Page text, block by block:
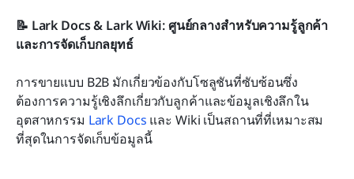
📝 Lark Docs & Lark Wiki: ศูนย์กลางสำหรับความรู้ลูกค้า
และการจัดเก็บกลยุทธ์
การขายแบบ B2B มักเกี่ยวข้องกับโซลูชันที่ซับซ้อนซึ่ง
ต้องการความรู้เชิงลึกเกี่ยวกับลูกค้าและข้อมูลเชิงลึกใน
อุตสาหกรรม Lark Docs และ Wiki เป็นสถานที่ที่เหมาะสม
ที่สุดในการจัดเก็บข้อมูลนี้